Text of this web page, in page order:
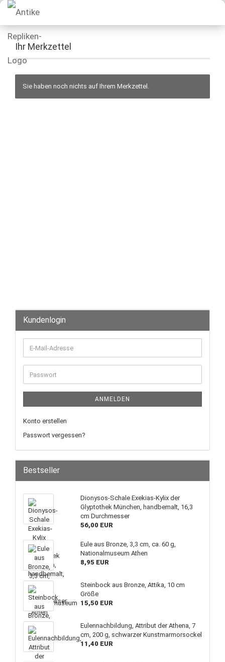
Ihr Merkzettel
Sie haben noch nichts auf Ihrem Merkzettel.
Kundenlogin
ANMELDEN
Konto erstellen
Passwort vergessen?
Bestseller
Dionysos-Schale Exekias-Kylix der
Glyptothek München, handbemalt, 16,3
cm Durchmesser
56,00 EUR
Eule aus Bronze, 3,3 cm, ca. 60 g,
Nationalmuseum Athen
8,95 EUR
Steinbock aus Bronze, Attika, 10 cm
Größe
15,50 EUR
Eulennachbildung, Attribut der Athena, 7
cm, 200 g, schwarzer Kunstmarmorsockel
11,40 EUR